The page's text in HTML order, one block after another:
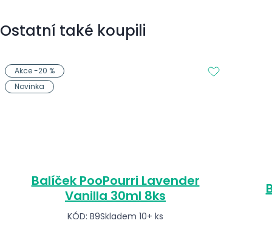
Ostatní také koupili
Balíček PooPourri Lavender
Vanilla 30ml 8ks
KÓD: B9Skladem 10+ ks
Akce -20 %
Novinka